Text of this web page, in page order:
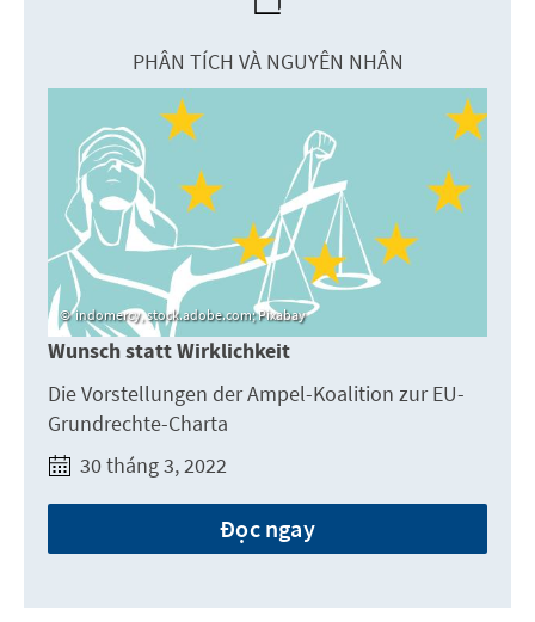
PHÂN TÍCH VÀ NGUYÊN NHÂN
indomercy, stock.adobe.com; Pixabay
Wunsch statt Wirklichkeit
Die Vorstellungen der Ampel-Koalition zur EU-
Grundrechte-Charta
30 tháng 3, 2022
Đọc ngay